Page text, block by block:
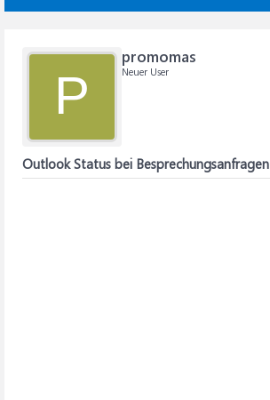
P
promomas
Neuer User
Outlook Status bei Besprechungsanfragen